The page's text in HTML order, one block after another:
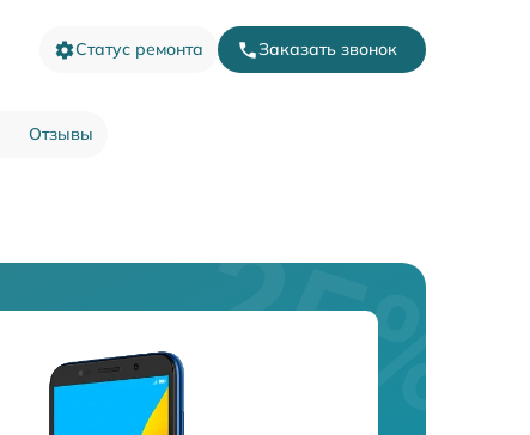
Статус ремонта Заказать звонок
Отзывы